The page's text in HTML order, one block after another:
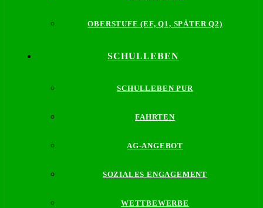
OBERSTUFE (EF, Q1, SPÄTER Q2)
SCHULLEBEN
SCHULLEBEN PUR
FAHRTEN
AG-ANGEBOT
SOZIALES ENGAGEMENT
WETTBEWERBE